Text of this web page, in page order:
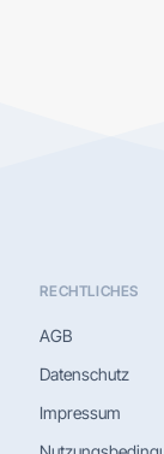
RECHTLICHES
AGB
Datenschutz
Impressum